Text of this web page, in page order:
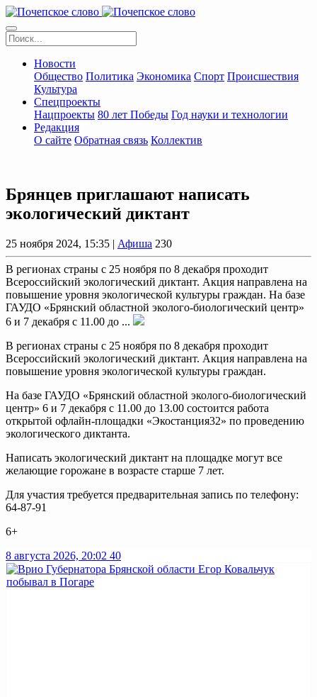
Новости
Общество Политика Экономика Спорт Происшествия
Культура
Спецпроекты
Нацпроекты 80 лет Победы Год науки и технологии
Редакция
О сайте Обратная связь Коллектив
Брянцев приглашают написать
экологический диктант
25 ноября 2024, 15:35 | Афиша 230
В регионах страны с 25 ноября по 8 декабря проходит
Всероссийский экологический диктант. Акция направлена на
повышение уровня экологической культуры граждан. На базе
ГАУДО «Брянский областной эколого-биологический центр»
6 и 7 декабря с 11.00 до ...
В регионах страны с 25 ноября по 8 декабря проходит
Всероссийский экологический диктант. Акция направлена на
повышение уровня экологической культуры граждан.
На базе ГАУДО «Брянский областной эколого-биологический
центр» 6 и 7 декабря с 11.00 до 13.00 состоится работа
открытой офлайн-площадки «Экостанция32» по проведению
экологического диктанта.
Написать экологический диктант на площадке могут все
желающие горожане в возрасте старше 7 лет.
Для участия требуется предварительная запись по телефону:
64-87-91
6+
8 августа 2026, 20:02 40